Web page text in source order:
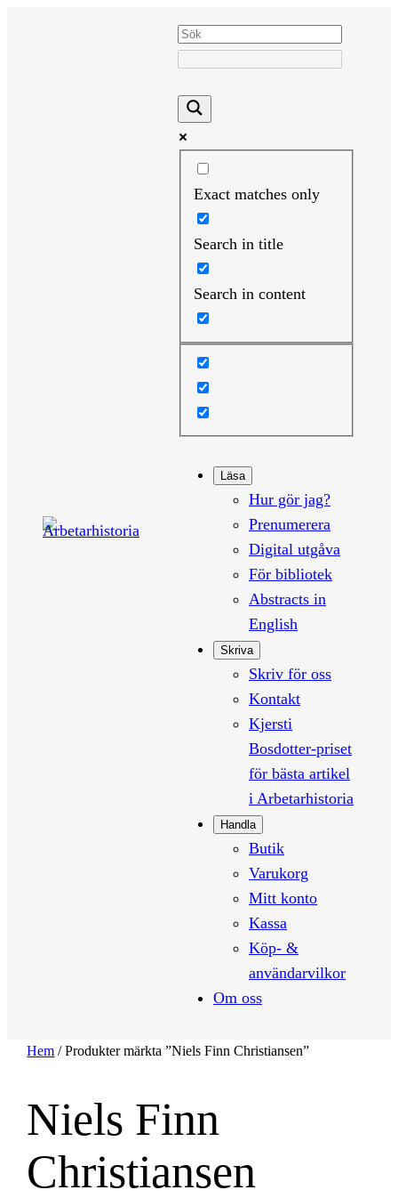
Exact matches only
Search in title
Search in content
Läsa
Hur gör jag?
Prenumerera
Digital utgåva
För bibliotek
Abstracts in
English
Skriva
Skriv för oss
Kontakt
Kjersti
Bosdotter-priset
för bästa artikel
i Arbetarhistoria
Handla
Butik
Varukorg
Mitt konto
Kassa
Köp- &
användarvilkor
Om oss
Hem / Produkter märkta ”Niels Finn Christiansen”
Niels Finn
Christiansen